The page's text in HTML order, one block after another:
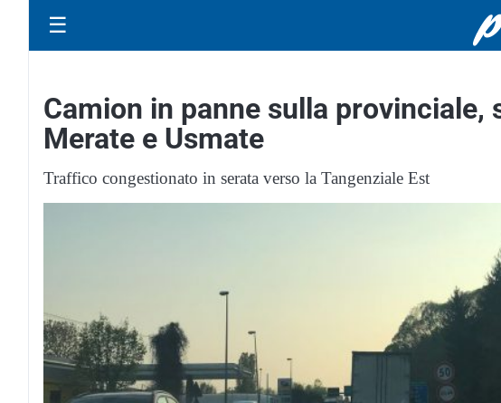
☰
Camion in panne sulla provinciale,
Merate e Usmate
Traffico congestionato in serata verso la Tangenziale Est